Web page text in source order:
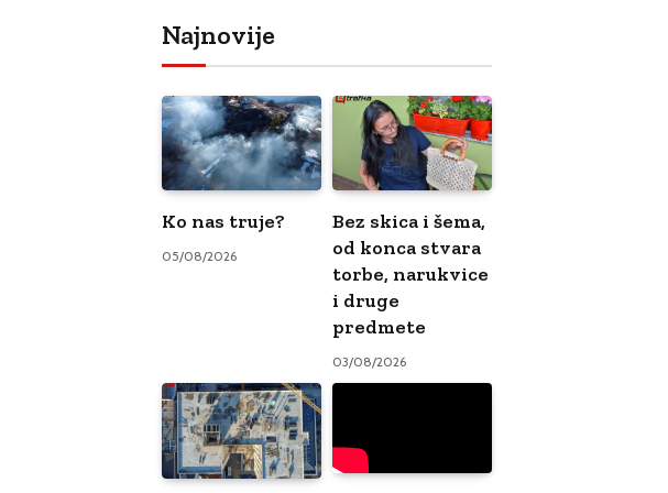
Najnovije
Ko nas truje?
05/08/2026
Bez skica i šema,
od konca stvara
torbe, narukvice
i druge
predmete
03/08/2026